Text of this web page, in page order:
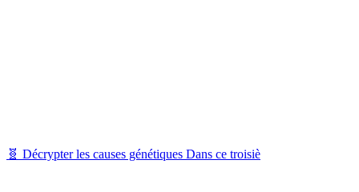
🧬 Décrypter les causes génétiques Dans ce troisiè